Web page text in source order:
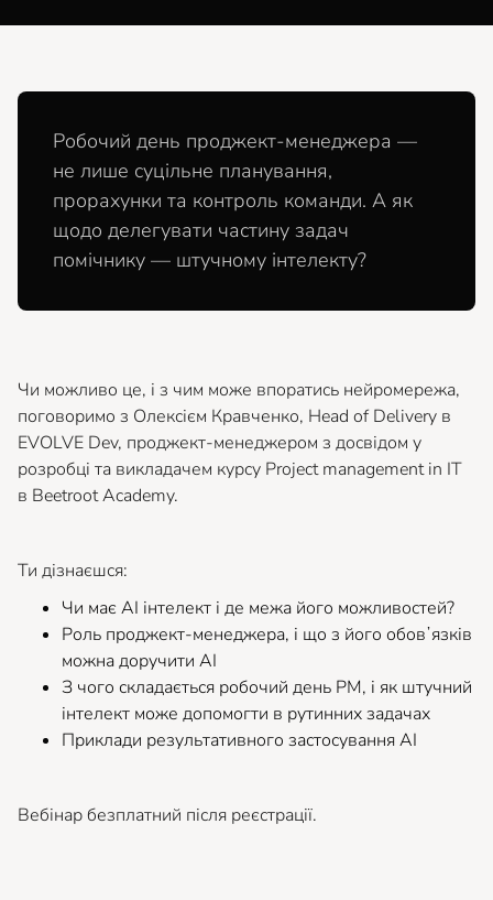
Робочий день проджект-менеджера —
не лише суцільне планування,
прорахунки та контроль команди. А як
щодо делегувати частину задач
помічнику — штучному інтелекту?
Чи можливо це, і з чим може впоратись нейромережа,
поговоримо з Олексієм Кравченко, Head of Delivery в
EVOLVE Dev, проджект-менеджером з досвідом у
розробці та викладачем курсу Project management in IT
в Beetroot Academy.
Ти дізнаєшся:
Чи має АІ інтелект і де межа його можливостей?
Роль проджект-менеджера, і що з його обовʼязків
можна доручити АІ
З чого складається робочий день PM, і як штучний
інтелект може допомогти в рутинних задачах
Приклади результативного застосування АІ
Вебінар безплатний після реєстрації.